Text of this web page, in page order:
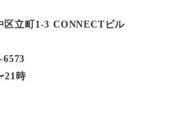
区立町1-3 CONNECTビル
21時